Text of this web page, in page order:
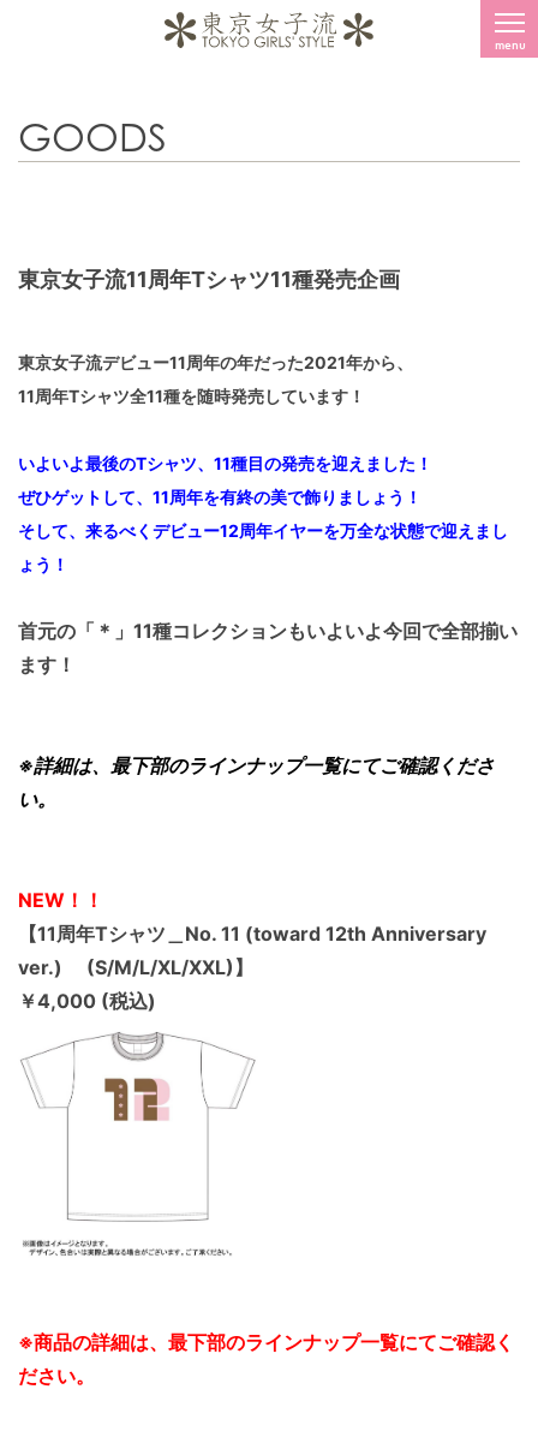
menu
GOODS
東京女子流11周年Tシャツ11種発売企画
東京女子流デビュー11周年の年だった2021年から、
11周年Tシャツ全11種を随時発売しています！
いよいよ最後のTシャツ、11種目の発売を迎えました！
ぜひゲットして、11周年を有終の美で飾りましょう！
そして、来るべくデビュー12周年イヤーを万全な状態で迎えまし
ょう！
首元の「＊」11種コレクションもいよいよ今回で全部揃い
ます！
※詳細は、最下部のラインナップ一覧にてご確認くださ
い。
NEW！！
【11周年Tシャツ＿No. 11 (toward 12th Anniversary
ver.) (S/M/L/XL/XXL)】
￥4,000 (税込)
※商品の詳細は、最下部のラインナップ一覧にてご確認く
ださい。